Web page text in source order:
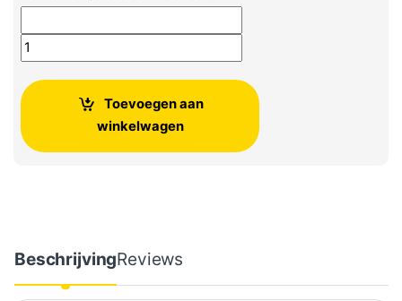
Volkswagen Arteon rubberen mattenset voorzijde aantal
Toevoegen aan
winkelwagen
BeschrijvingReviews